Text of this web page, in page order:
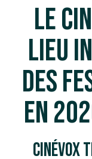
Le
lieu
des
en
CinéVox